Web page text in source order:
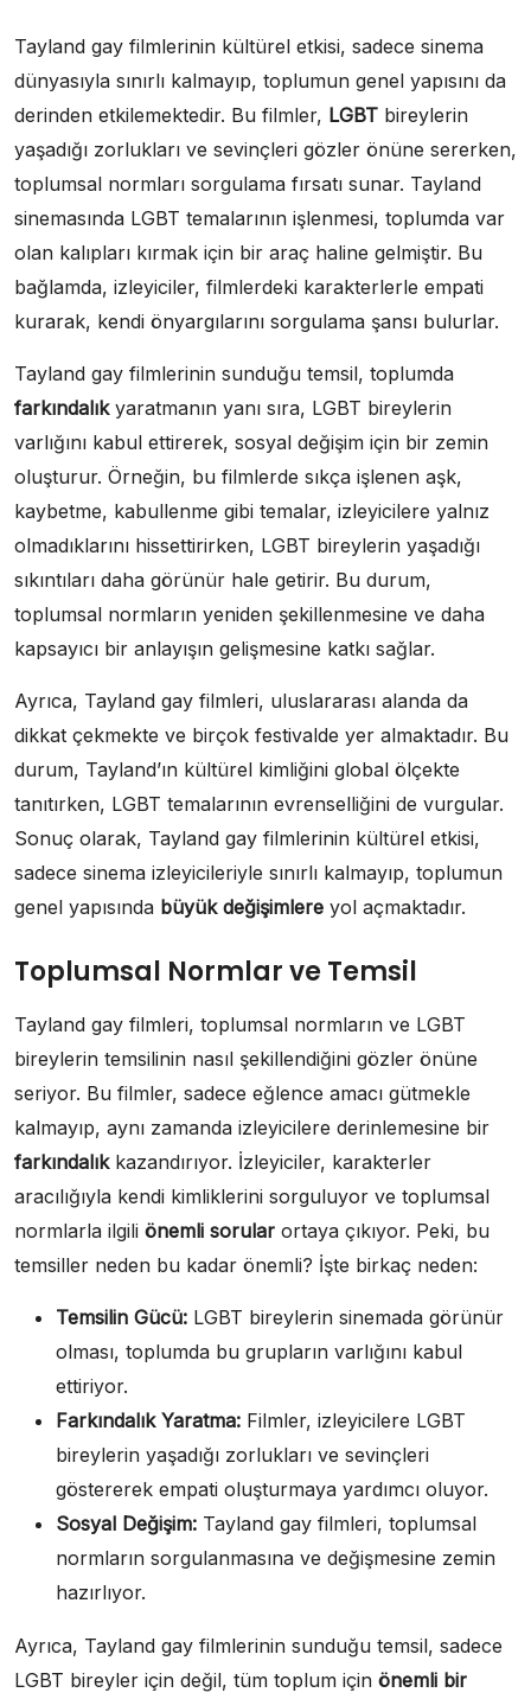
Tayland gay filmlerinin kültürel etkisi, sadece sinema
dünyasıyla sınırlı kalmayıp, toplumun genel yapısını da
derinden etkilemektedir. Bu filmler, LGBT bireylerin
yaşadığı zorlukları ve sevinçleri gözler önüne sererken,
toplumsal normları sorgulama fırsatı sunar. Tayland
sinemasında LGBT temalarının işlenmesi, toplumda var
olan kalıpları kırmak için bir araç haline gelmiştir. Bu
bağlamda, izleyiciler, filmlerdeki karakterlerle empati
kurarak, kendi önyargılarını sorgulama şansı bulurlar.
Tayland gay filmlerinin sunduğu temsil, toplumda
farkındalıkyaratmanın yanı sıra, LGBT bireylerin
varlığını kabul ettirerek, sosyal değişim için bir zemin
oluşturur. Örneğin, bu filmlerde sıkça işlenen aşk,
kaybetme, kabullenme gibi temalar, izleyicilere yalnız
olmadıklarını hissettirirken, LGBT bireylerin yaşadığı
sıkıntıları daha görünür hale getirir. Bu durum,
toplumsal normların yeniden şekillenmesine ve daha
kapsayıcı bir anlayışın gelişmesine katkı sağlar.
Ayrıca, Tayland gay filmleri, uluslararası alanda da
dikkat çekmekte ve birçok festivalde yer almaktadır. Bu
durum, Tayland’ın kültürel kimliğini global ölçekte
tanıtırken, LGBT temalarının evrenselliğini de vurgular.
Sonuç olarak, Tayland gay filmlerinin kültürel etkisi,
sadece sinema izleyicileriyle sınırlı kalmayıp, toplumun
genel yapısında büyük değişimlere yol açmaktadır.
Toplumsal Normlar ve Temsil
Tayland gay filmleri, toplumsal normların ve LGBT
bireylerin temsilinin nasıl şekillendiğini gözler önüne
seriyor. Bu filmler, sadece eğlence amacı gütmekle
kalmayıp, aynı zamanda izleyicilere derinlemesine bir
farkındalıkkazandırıyor. İzleyiciler, karakterler
aracılığıyla kendi kimliklerini sorguluyor ve toplumsal
normlarla ilgili önemli sorular ortaya çıkıyor. Peki, bu
temsiller neden bu kadar önemli? İşte birkaç neden:
Temsilin Gücü: LGBT bireylerin sinemada görünür
olması, toplumda bu grupların varlığını kabul
ettiriyor.
Farkındalık Yaratma: Filmler, izleyicilere LGBT
bireylerin yaşadığı zorlukları ve sevinçleri
göstererek empati oluşturmaya yardımcı oluyor.
Sosyal Değişim: Tayland gay filmleri, toplumsal
normların sorgulanmasına ve değişmesine zemin
hazırlıyor.
Ayrıca, Tayland gay filmlerinin sunduğu temsil, sadece
LGBT bireyler için değil, tüm toplum için önemli bir